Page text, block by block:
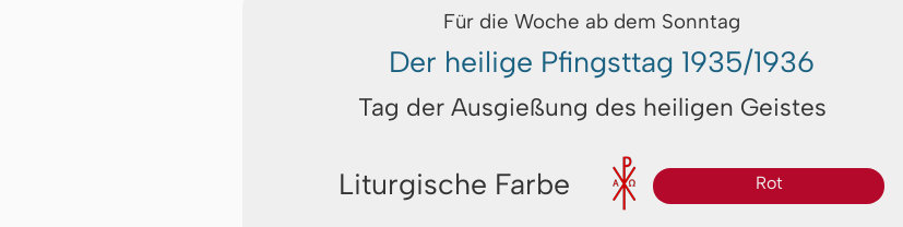
Für die Woche ab dem Sonntag
Der heilige Pfingsttag 1935/1936
Tag der Ausgießung des heiligen Geistes
Liturgische Farbe Rot